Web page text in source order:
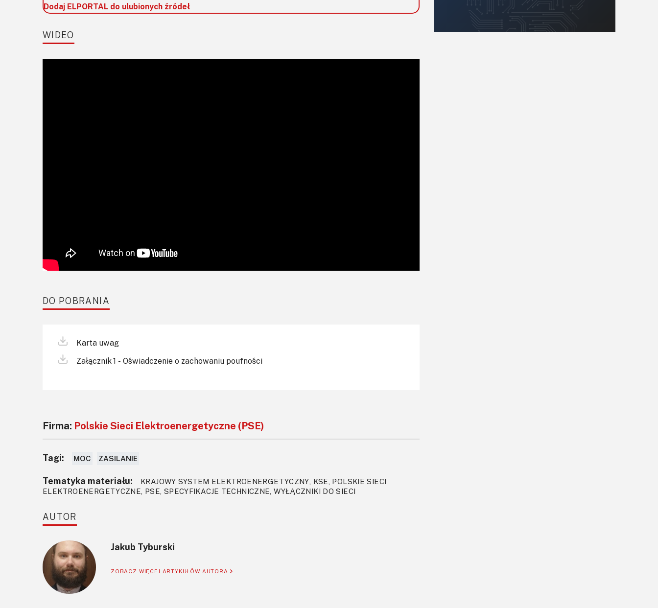
Dodaj ELPORTAL do ulubionych źródeł
WIDEO
DO POBRANIA
Karta uwag
Załącznik 1 - Oświadczenie o zachowaniu poufności
Firma: Polskie Sieci Elektroenergetyczne (PSE)
Tagi: MOC ZASILANIE
Tematyka materiału:
KRAJOWY SYSTEM ELEKTROENERGETYCZNY, KSE, POLSKIE SIECI
ELEKTROENERGETYCZNE, PSE, SPECYFIKACJE TECHNICZNE, WYŁĄCZNIKI DO SIECI
AUTOR
Jakub Tyburski
ZOBACZ WIĘCEJ ARTYKUŁÓW AUTORA